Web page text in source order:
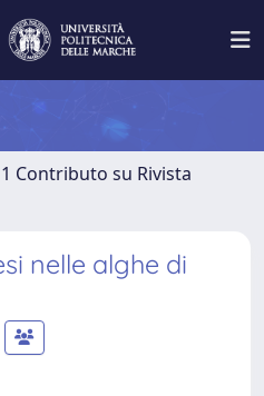
1 Contributo su Rivista
nelle alghe di